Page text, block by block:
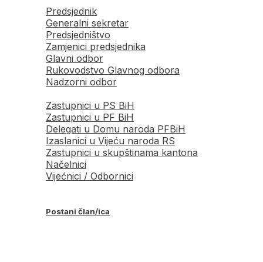
Predsjednik
Generalni sekretar
Predsjedništvo
Zamjenici predsjednika
Glavni odbor
Rukovodstvo Glavnog odbora
Nadzorni odbor
Zastupnici u PS BiH
Zastupnici u PF BiH
Delegati u Domu naroda PFBiH
Izaslanici u Vijeću naroda RS
Zastupnici u skupštinama kantona
Načelnici
Vijećnici / Odbornici
Postani član/ica